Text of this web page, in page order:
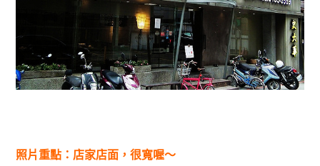
照片重點：店家店面，很寬喔～